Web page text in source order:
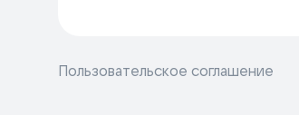
Пользовательское соглашение